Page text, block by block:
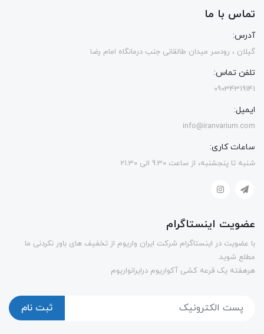
تماس با ما
آدرس:
گیلان ، رودسر میدان طالقانی جنب درمانگاه امام رضا
تلفن تماس:
09034319141
ایمیل:
info@iranvarium.com
ساعات کاری:
شنبه تا پنجشنبه، از ساعت 9.30 الی 21.30
عضویت اینستاگرام
با عضویت در اینستاگرام شرکت ایران واریوم از تخفیف های باور نکردنی ما
مطلع شوید.
هرهفته یک قرعه کشی آکواریوم درایرانواریوم
ثبت نام